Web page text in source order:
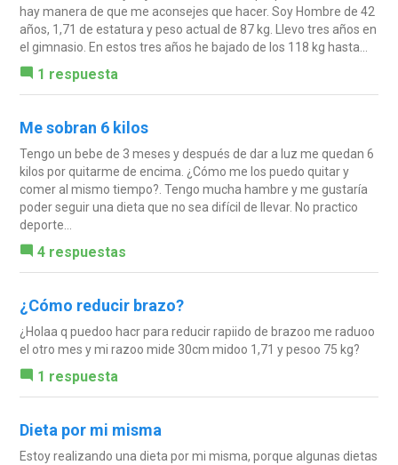
hay manera de que me aconsejes que hacer. Soy Hombre de 42
años, 1,71 de estatura y peso actual de 87 kg. Llevo tres años en
el gimnasio. En estos tres años he bajado de los 118 kg hasta...
1 respuesta
Me sobran 6 kilos
Tengo un bebe de 3 meses y después de dar a luz me quedan 6
kilos por quitarme de encima. ¿Cómo me los puedo quitar y
comer al mismo tiempo?. Tengo mucha hambre y me gustaría
poder seguir una dieta que no sea difícil de llevar. No practico
deporte...
4 respuestas
¿Cómo reducir brazo?
¿Holaa q puedoo hacr para reducir rapiido de brazoo me raduoo
el otro mes y mi razoo mide 30cm midoo 1,71 y pesoo 75 kg?
1 respuesta
Dieta por mi misma
Estoy realizando una dieta por mi misma, porque algunas dietas